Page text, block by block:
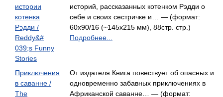
истории
котенка
Рэдди /
Reddy&#
039;s Funny
Stories
историй, рассказанных котенком Рэдди о
себе и своих сестричке и… — (формат:
60х90/16 (~145х215 мм), 88стр. стр.)
Подробнее...
Приключения
в саванне /
The
От издателя:Книга повествует об опасных и
одновременно забавных приключениях в
Африканской саванне… — (формат: